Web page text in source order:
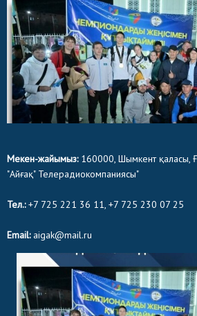
Мекен-жайымыз:160000, Шымкент қаласы,
"Айғақ" Телерадиокомпаниясы"
Тел.:+7 725 221 36 11, +7 725 230 07 25
Email:aigak@mail.ru